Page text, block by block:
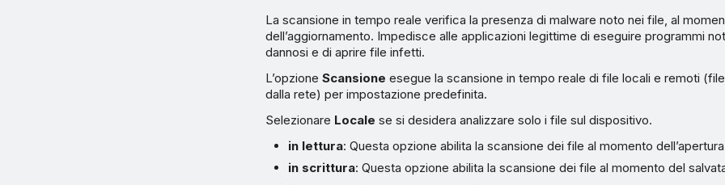
La scansione in tempo reale verifica la presenza di malware noto nei file, al
dell’aggiornamento. Impedisce alle applicazioni legittime di eseguire programmi
dannosi e di aprire file infetti.
L’opzione Scansione esegue la scansione in tempo reale di file locali e remoti
dalla rete) per impostazione predefinita.
Selezionare Locale se si desidera analizzare solo i file sul dispositivo.
in lettura: Questa opzione abilita la scansione dei file al momento
in scrittura: Questa opzione abilita la scansione dei file al momento del